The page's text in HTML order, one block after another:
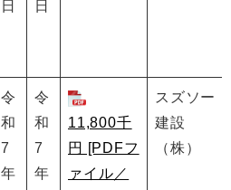
日
日
令
和
7
年
令
和
7
年
11,800千
円 [PDFフ
ァイル／
スズソー
建設
（株）